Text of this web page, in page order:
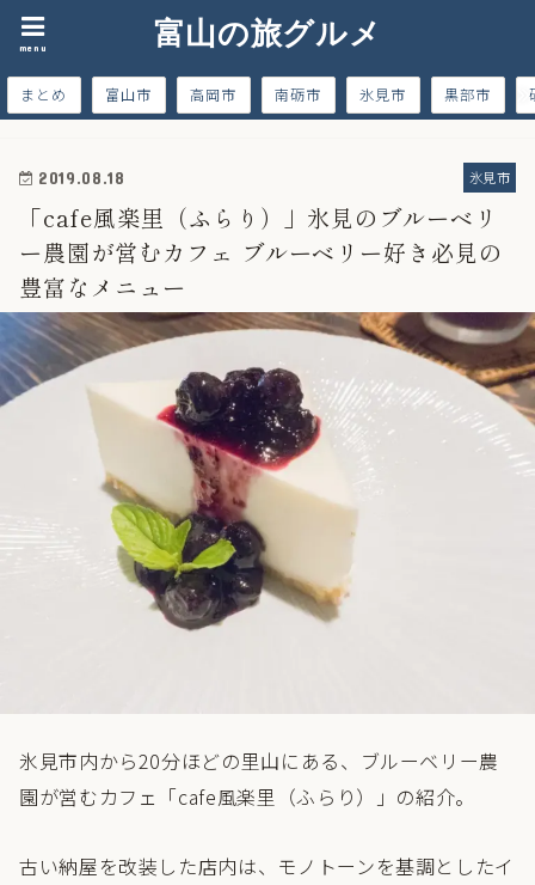
富山の旅グルメ
menu
まとめ 富山市 高岡市 南砺市 氷見市 黒部市
氷見市
2019.08.18
「cafe風楽里（ふらり）」氷見のブルーベリ
ー農園が営むカフェ ブルーベリー好き必見の
豊富なメニュー
氷見市内から20分ほどの里山にある、ブルーベリー農
園が営むカフェ「cafe風楽里（ふらり）」の紹介。
古い納屋を改装した店内は、モノトーンを基調としたイ